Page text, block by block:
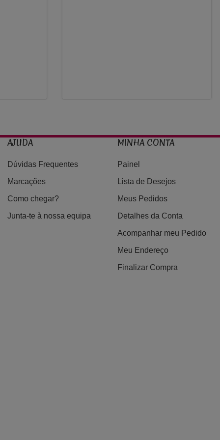
AJUDA
Dúvidas Frequentes
Marcações
Como chegar?
Junta-te à nossa equipa
MINHA CONTA
Painel
Lista de Desejos
Meus Pedidos
Detalhes da Conta
Acompanhar meu Pedido
Meu Endereço
Finalizar Compra